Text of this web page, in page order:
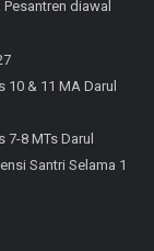
diawal
10 & 11 MA Darul
8 MTs Darul
Santri Selama 1